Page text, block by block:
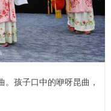
。孩子口中的咿呀昆曲，